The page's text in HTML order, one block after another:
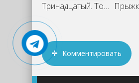
Тринадцатый. Том IX - А. Никл, Виктор
Комментировать